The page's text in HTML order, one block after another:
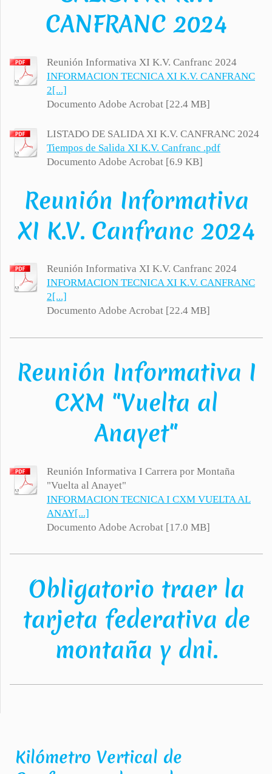
CANFRANC 2024
Reunión Informativa XI K.V. Canfranc 2024
INFORMACION TECNICA XI K.V. CANFRANC
2[...]
Documento Adobe Acrobat [22.4 MB]
LISTADO DE SALIDA XI K.V. CANFRANC 2024
Tiempos de Salida XI K.V. Canfranc .pdf
Documento Adobe Acrobat [6.9 KB]
Reunión Informativa
XI K.V. Canfranc 2024
Reunión Informativa XI K.V. Canfranc 2024
INFORMACION TECNICA XI K.V. CANFRANC
2[...]
Documento Adobe Acrobat [22.4 MB]
Reunión Informativa I
CXM "Vuelta al
Anayet"
Reunión Informativa I Carrera por Montaña
"Vuelta al Anayet"
INFORMACION TECNICA I CXM VUELTA AL
ANAY[...]
Documento Adobe Acrobat [17.0 MB]
Obligatorio traer la
tarjeta federativa de
montaña y dni.
Kilómetro Vertical de